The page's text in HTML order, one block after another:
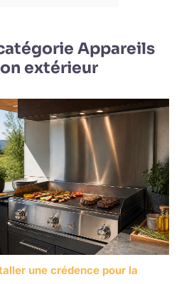
Appareils
extérieur
une crédence pour la